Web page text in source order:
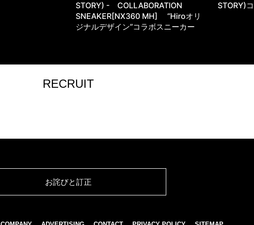
STORY) - COLLABORATION
SNEAKER[NX360 MH] “Hiroオリ
ジナルデザイン”コラボスニーカー
STORY)
RECRUIT
お詫びと訂正